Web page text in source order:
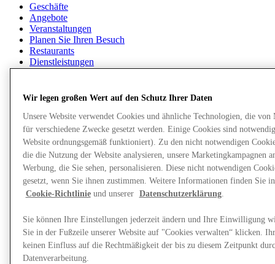
Geschäfte
Angebote
Veranstaltungen
Planen Sie Ihren Besuch
Restaurants
Dienstleistungen
Geschenkkarte
Mehr
Wir legen großen Wert auf den Schutz Ihrer Daten
Unsere Website verwendet Cookies und ähnliche Technologien, die
für verschiedene Zwecke gesetzt werden. Einige Cookies sind
Website ordnungsgemäß funktioniert). Zu den nicht notwendigen
die die Nutzung der Website analysieren, unsere Marketingkampagnen
Werbung, die Sie sehen, personalisieren. Diese nicht notwendigen
gesetzt, wenn Sie ihnen zustimmen. Weitere Informationen finden Sie
Cookie-Richtlinieund unserer Datenschutzerklärung.
Sie können Ihre Einstellungen jederzeit ändern und Ihre Einwilligung
Sie in der Fußzeile unserer Website auf "Cookies verwalten“ klicken.
keinen Einfluss auf die Rechtmäßigkeit der bis zu diesem Zeitpunkt
Datenverarbeitung.